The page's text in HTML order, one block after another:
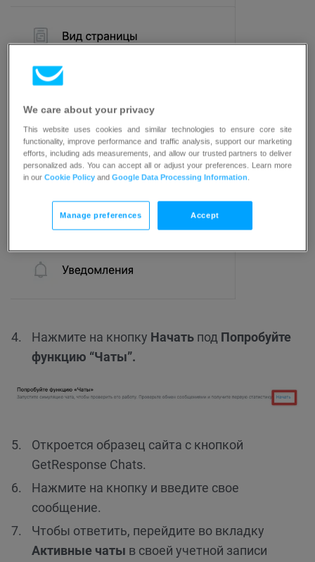
Нажмите на кнопку Начать под Попробуйте
функцию “Чаты”.
Откроется образец сайта с кнопкой
GetResponse Chats.
Нажмите на кнопку и введите свое
сообщение.
Чтобы ответить, перейдите во вкладку
Активные чаты в своей учетной записи
We care about your privacy
This website uses cookies and similar technologies to ensure core site
functionality, improve performance and traffic analysis, support our marketing
efforts, including ads measurements, and allow our trusted partners to deliver
personalized ads. You can accept all or adjust your preferences. Learn more
in ourCookie Policy andGoogle Data Processing Information.
Manage preferences Accept